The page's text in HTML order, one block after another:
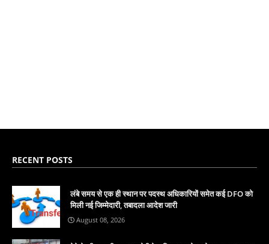
RECENT POSTS
लंबे समय से एक ही स्थान पर पदस्थ अधिकारियों समेत कई DFO को
मिली नई जिम्मेदारी, तबादला आदेश जारी
August 08, 2026